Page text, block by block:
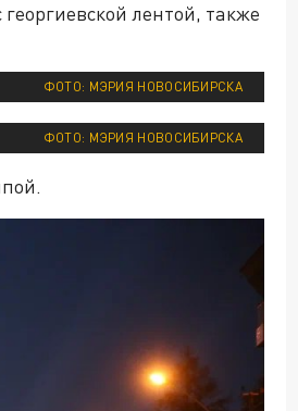
лентой, также
ФОТО: МЭРИЯ НОВОСИБИРСКА
ФОТО: МЭРИЯ НОВОСИБИРСКА